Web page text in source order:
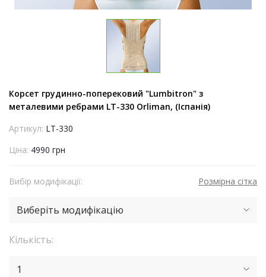
Корсет грудинно-поперековий "Lumbitron" з
металевими ребрами LT-330 Orliman, (Іспанія)
Артикул: LT-330
Ціна: 4990 грн
Вибір модифікації: Розмірна сітка
Виберіть модифікацію
Кількість:
1